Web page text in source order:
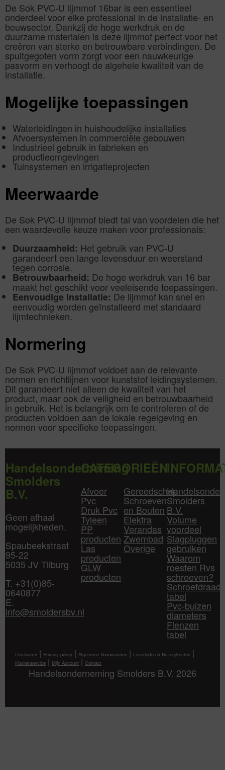
De Sok PVC-U lijmmof 16bar is een essentieel
onderdeel voor elke professional in de installatie- en
bouwsector. Dankzij de hoge werkdruk en de
duurzame materialen is deze lijmmof perfect voor het
creëren van sterke en betrouwbare verbindingen. De
spuitgegoten vorm zorgt voor een nauwkeurige
pasvorm en verhoogt de algehele kwaliteit van de
installatie.
Mogelijke toepassingen
Waterleidingen in huishoudelijke installaties
Afvoersystemen in commerciële gebouwen
Industrieel gebruik in fabrieken en
productieomgevingen
Tuinsystemen en irrigatieprojecten
Meerwaarde
De Sok PVC-U lijmmof biedt tal van voordelen die het
een waardevolle keuze maken voor professionals:
Duurzaamheid: Het gebruik van PVC-U
garandeert een lange levensduur en weerstand
tegen corrosie.
Betrouwbaarheid: De hoge werkdruk van 16 bar
maakt het geschikt voor veeleisende toepassingen.
Eenvoudige installatie: De lijmmof kan snel en
eenvoudig worden geïnstalleerd met standaard
lijmtechnieken.
Normering
De Sok PVC-U lijmmof voldoet aan de relevante
normen en richtlijnen voor kunststof leidingsystemen.
Dit garandeert niet alleen de kwaliteit van het
product, maar ook de veiligheid en betrouwbaarheid
in gebruik. Het is belangrijk om te controleren of de
producten voldoen aan de lokale regelgeving en
normen voor specifieke toepassingen.
Handelsonderneming
Smolders
B.V.
Geen afhaal
mogelijkheden.
Spaubeekstraat
95-22
5035 JV Tilburg
T. +31(0)85-
0640877
E.
info@smoldersbv.nl
CATEGORIEËN
Afvoer
Pvc
Druk Pvc
Tyleen
PP
producten
Las
producten
GLW
producten
Gereedschap
Schroeven
en Bouten
Elektra
Verandas
Zwembad
Overige
Smolders
B.V.
Volume
voordeel
Slagpluggen
gebruiken
Waarom
roesten Rvs
schroeven?
Schroefdraad
tabel
Pvc-buizen
diameters
Flenzen
tabel
Disclaimer | Privacy policy | Algemene Voorwaarden | Levertijden & Bezorgkosten |
Klantenservice | Mijn Account | Contact
Handelsonderneming Smolders B.V. 2026